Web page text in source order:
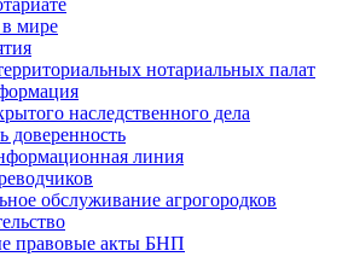
мире
нотариальных палат
наследственного дела
доверенность
линия
обслуживание агрогородков
правовые акты БНП